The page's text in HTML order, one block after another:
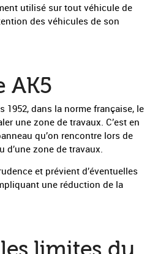
utilisé sur tout véhicule de
des véhicules de son
AK5
1952, dans la norme française, le
une zone de travaux. C’est en
qu’on rencontre lors de
d’une zone de travaux.
et prévient d’éventuelles
une réduction de la